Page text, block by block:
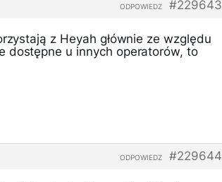
#229643
ODPOWIEDZ
z Heyah głównie ze względu
dostępne u innych operatorów, to
#229644
ODPOWIEDZ